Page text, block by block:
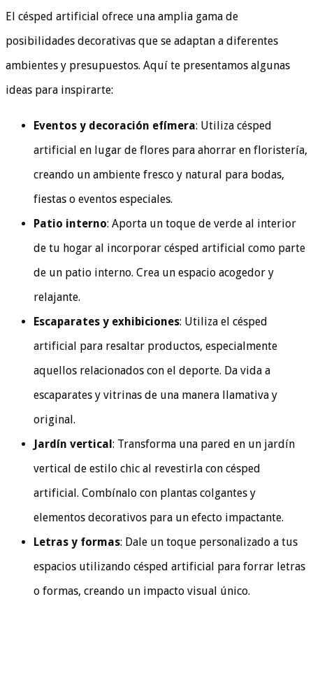
El césped artificial ofrece una amplia gama de
posibilidades decorativas que se adaptan a diferentes
ambientes y presupuestos. Aquí te presentamos algunas
ideas para inspirarte:
Eventos y decoración efímera: Utiliza césped
artificial en lugar de flores para ahorrar en floristería,
creando un ambiente fresco y natural para bodas,
fiestas o eventos especiales.
Patio interno: Aporta un toque de verde al interior
de tu hogar al incorporar césped artificial como parte
de un patio interno. Crea un espacio acogedor y
relajante.
Escaparates y exhibiciones: Utiliza el césped
artificial para resaltar productos, especialmente
aquellos relacionados con el deporte. Da vida a
escaparates y vitrinas de una manera llamativa y
original.
Jardín vertical: Transforma una pared en un jardín
vertical de estilo chic al revestirla con césped
artificial. Combínalo con plantas colgantes y
elementos decorativos para un efecto impactante.
Letras y formas: Dale un toque personalizado a tus
espacios utilizando césped artificial para forrar letras
o formas, creando un impacto visual único.